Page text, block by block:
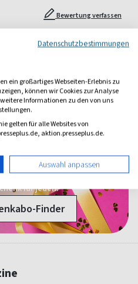
Bewertung verfassen
tollen Anleitungen für Anfänger
schenken!
für jeden.
Finder
Datenschutzbestimmungen
ein großartiges Webseiten-Erlebnis zu
können wir Cookies zur Analyse
Informationen zu den von uns
gelten für alle Websites von
aktion.presseplus.de.
Auswahl anpassen